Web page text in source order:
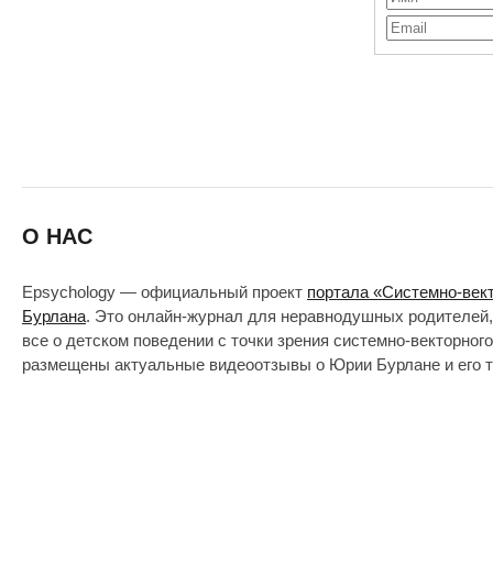
О НАС
Epsychology — официальный проект портала «Системно-
Бурлана. Это онлайн-журнал для неравнодушных
все о детском поведении с точки зрения системно-
размещены актуальные видеоотзывы о Юрии Бурлане и его